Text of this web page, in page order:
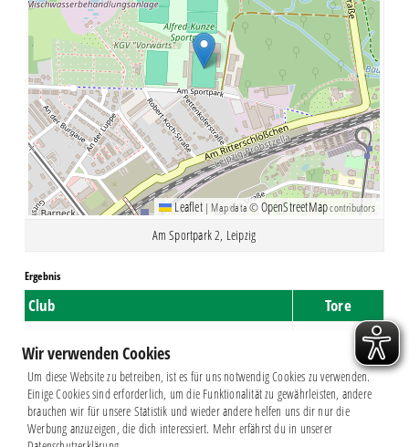
Leaflet | Map data ©OpenStreetMapcontributors
Am Sportpark 2, Leipzig
Ergebnis
Club Tore
Leipziger SC
Wir verwenden Cookies
Um diese Website zu betreiben, ist es für uns notwendig Cookies zu verwenden.
Einige Cookies sind erforderlich, um die Funktionalität zu gewährleisten, andere
brauchen wir für unsere Statistik und wieder andere helfen uns dir nur die
Werbung anzuzeigen, die dich interessiert. Mehr erfährst du in unserer